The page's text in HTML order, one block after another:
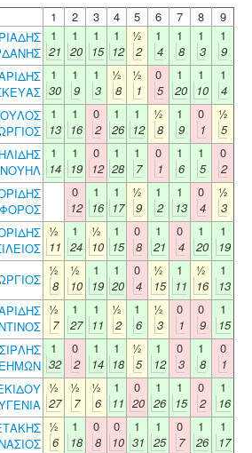
1
2 3 4 5 6 7 8
9
1
21
1
20
1
15
1
12
½
2
1
4
1
8
1
3
1
9
1
30
1
9
1
3
½
8
½
1
0
5
1
20
1
10
1
4
1
13
1
16
0
2
1
26
1
12
½
8
1
9
0
1
½
5
1
14
1
19
0
12
1
28
1
7
0
1
1
6
1
5
0
2
0
12
1
16
1
17
½
9
1
2
1
13
0
4
½
3
½
11
1
24
½
10
1
15
0
8
1
21
0
4
1
20
1
19
½
8
½
10
1
19
1
20
0
4
½
15
1
11
½
16
1
13
½
7
1
27
1
11
½
2
1
6
½
3
0
1
0
9
1
15
1
32
0
2
1
14
1
18
½
5
1
12
0
3
1
8
0
1
½
27
½
7
½
6
1
11
0
20
1
26
1
15
0
2
1
16
½
6
1
18
0
8
0
10
1
31
1
25
0
7
1
26
1
17